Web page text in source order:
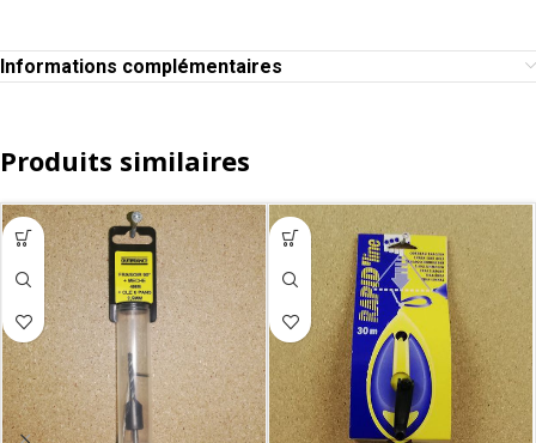
Informations complémentaires
Produits similaires